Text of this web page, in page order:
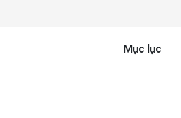
Mục lục